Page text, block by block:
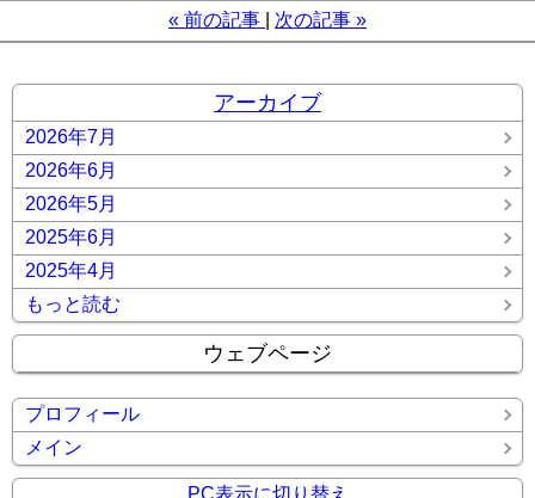
« 前の記事 次の記事 »
アーカイブ
2026年7月
2026年6月
2026年5月
2025年6月
2025年4月
もっと読む
ウェブページ
プロフィール
メイン